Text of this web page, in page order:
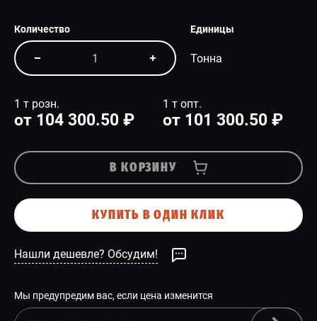
Количество Единицы
Тонна
1 т розн.
от 104 300.50 ₽
1 т опт.
от 101 300.50 ₽
В КОРЗИНУ
КУПИТЬ В ОДИН КЛИК
Нашли дешевле? Обсудим!
Мы предупредим вас, если цена изменится